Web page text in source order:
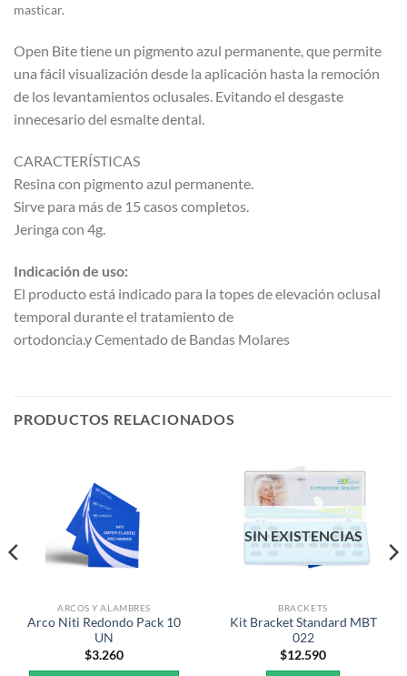
masticar.
Open Bite tiene un pigmento azul permanente, que permite
una fácil visualización desde la aplicación hasta la remoción
de los levantamientos oclusales. Evitando el desgaste
innecesario del esmalte dental.
CARACTERÍSTICAS
Resina con pigmento azul permanente.
Sirve para más de 15 casos completos.
Jeringa con 4g.
Indicación de uso:
El producto está indicado para la topes de elevación oclusal
temporal durante el tratamiento de
ortodoncia.y Cementado de Bandas Molares
PRODUCTOS RELACIONADOS
ARCOS Y ALAMBRES
Arco Niti Redondo Pack 10
UN
$3.260
SIN EXISTENCIAS
BRACKETS
Kit Bracket Standard MBT
022
$12.590